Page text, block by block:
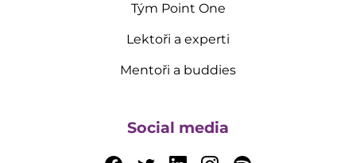
Tým Point One
Lektoři a experti
Mentoři a buddies
Social media